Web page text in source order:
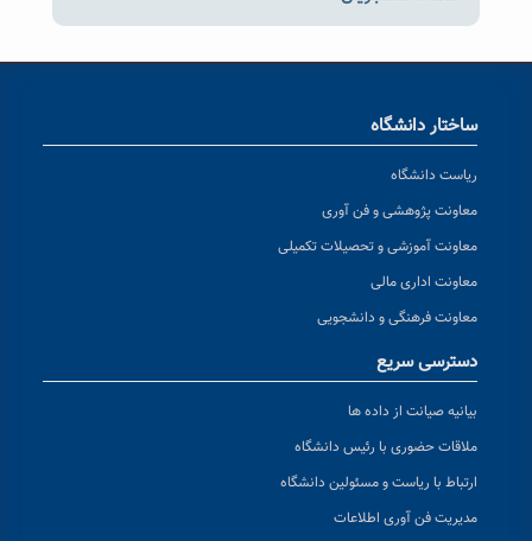
ساختار دانشگاه
ریاست دانشگاه
معاونت پژوهشی و فن آوری
معاونت آموزشی و تحصیلات تکمیلی
معاونت اداری مالی
معاونت فرهنگی و دانشجویی
دسترسی سریع
بیانیه صیانت از داده ها
ملاقات حضوری با رئیس دانشگاه
ارتباط با ریاست و مسئولین دانشگاه
مدیریت فن آوری اطلاعات